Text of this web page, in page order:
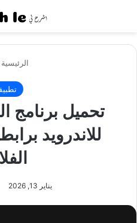
الرئيسية
تحميل برنامج
للاندرويد
يناير 13, 2026